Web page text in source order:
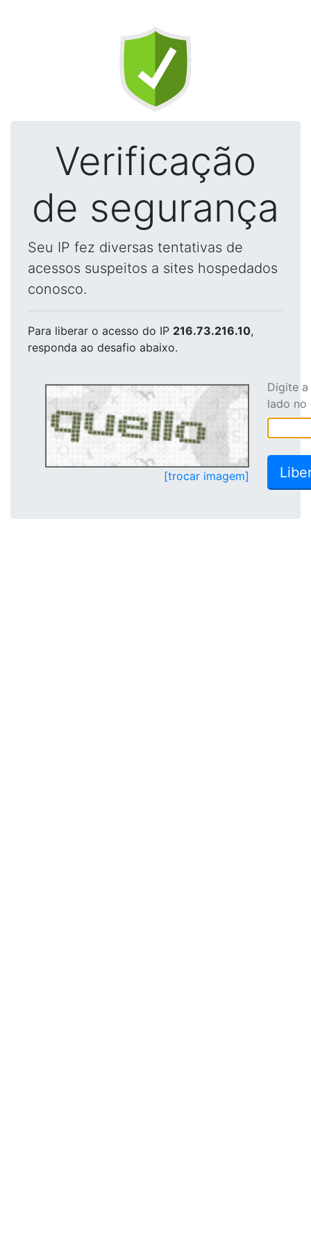
Verificação
de segurança
Seu IP fez diversas tentativas de
acessos suspeitos a sites hospedados
conosco.
Para liberar o acesso do IP 216.73.216.10,
responda ao desafio abaixo.
[trocar imagem]
Digite
lado no